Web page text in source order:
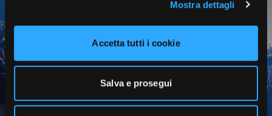
Mostra dettagli
Accetta tutti i cookie
Salva e prosegui
presale dei tuoi artisti preferiti,